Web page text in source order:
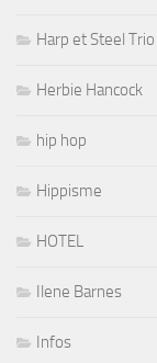
Harp et Steel Trio
Herbie Hancock
hip hop
Hippisme
HOTEL
Ilene Barnes
Infos